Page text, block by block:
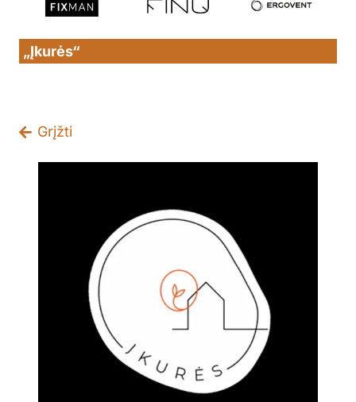
„Įkurės“
Grįžti